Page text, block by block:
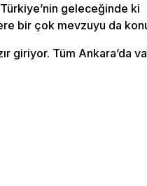
geleceğinde ki
bir çok mevzuyu da
giriyor. Tüm Ankara’da